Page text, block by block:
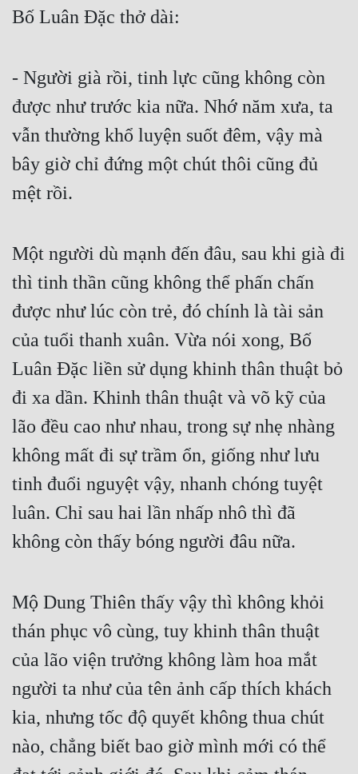
Trùng Sinh
Tu Chân
Tu Tiên
Tội Phạm
Vô Địch
Võ Hiệp
Xuyên Không
Xuyên Sách
Xuyên Thư
Điền Văn
Đô Thị
Đông Phương
Đông Phương Huyền Huyễn
Đồng Nhân
Ngự Thú
Truyện Nam
Vô Địch Lưu
Xây Dựng Thế Lực
Bố Luân Đặc thở dài:
- Người già rồi, tinh lực cũng không còn
được như trước kia nữa. Nhớ năm xưa, ta
vẫn thường khổ luyện suốt đêm, vậy mà
bây giờ chỉ đứng một chút thôi cũng đủ
mệt rồi.
Một người dù mạnh đến đâu, sau khi già đi
thì tinh thần cũng không thể phấn chấn
được như lúc còn trẻ, đó chính là tài sản
của tuổi thanh xuân. Vừa nói xong, Bố
Luân Đặc liền sử dụng khinh thân thuật bỏ
đi xa dần. Khinh thân thuật và võ kỹ của
lão đều cao như nhau, trong sự nhẹ nhàng
không mất đi sự trầm ổn, giống như lưu
tinh đuổi nguyệt vậy, nhanh chóng tuyệt
luân. Chỉ sau hai lần nhấp nhô thì đã
không còn thấy bóng người đâu nữa.
Mộ Dung Thiên thấy vậy thì không khỏi
thán phục vô cùng, tuy khinh thân thuật
của lão viện trưởng không làm hoa mắt
người ta như của tên ảnh cấp thích khách
kia, nhưng tốc độ quyết không thua chút
nào, chẳng biết bao giờ mình mới có thể